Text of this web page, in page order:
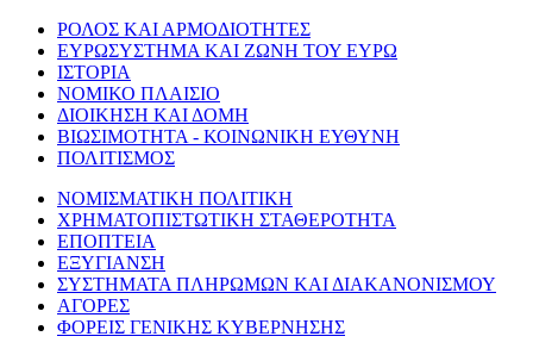
ΡΟΛΟΣ ΚΑΙ ΑΡΜΟΔΙΟΤΗΤΕΣ
ΕΥΡΩΣΥΣΤΗΜΑ ΚΑΙ ΖΩΝΗ ΤΟΥ ΕΥΡΩ
ΙΣΤΟΡΙΑ
ΝΟΜΙΚΟ ΠΛΑΙΣΙΟ
ΔΙΟΙΚΗΣΗ ΚΑΙ ΔΟΜΗ
ΒΙΩΣΙΜΟΤΗΤΑ - ΚΟΙΝΩΝΙΚΗ ΕΥΘΥΝΗ
ΠΟΛΙΤΙΣΜΟΣ
ΝΟΜΙΣΜΑΤΙΚΗ ΠΟΛΙΤΙΚΗ
ΧΡΗΜΑΤΟΠΙΣΤΩΤΙΚΗ ΣΤΑΘΕΡΟΤΗΤΑ
ΕΠΟΠΤΕΙΑ
ΕΞΥΓΙΑΝΣΗ
ΣΥΣΤΗΜΑΤΑ ΠΛΗΡΩΜΩΝ ΚΑΙ ΔΙΑΚΑΝΟΝΙΣΜΟΥ
ΑΓΟΡΕΣ
ΦΟΡΕΙΣ ΓΕΝΙΚΗΣ ΚΥΒΕΡΝΗΣΗΣ